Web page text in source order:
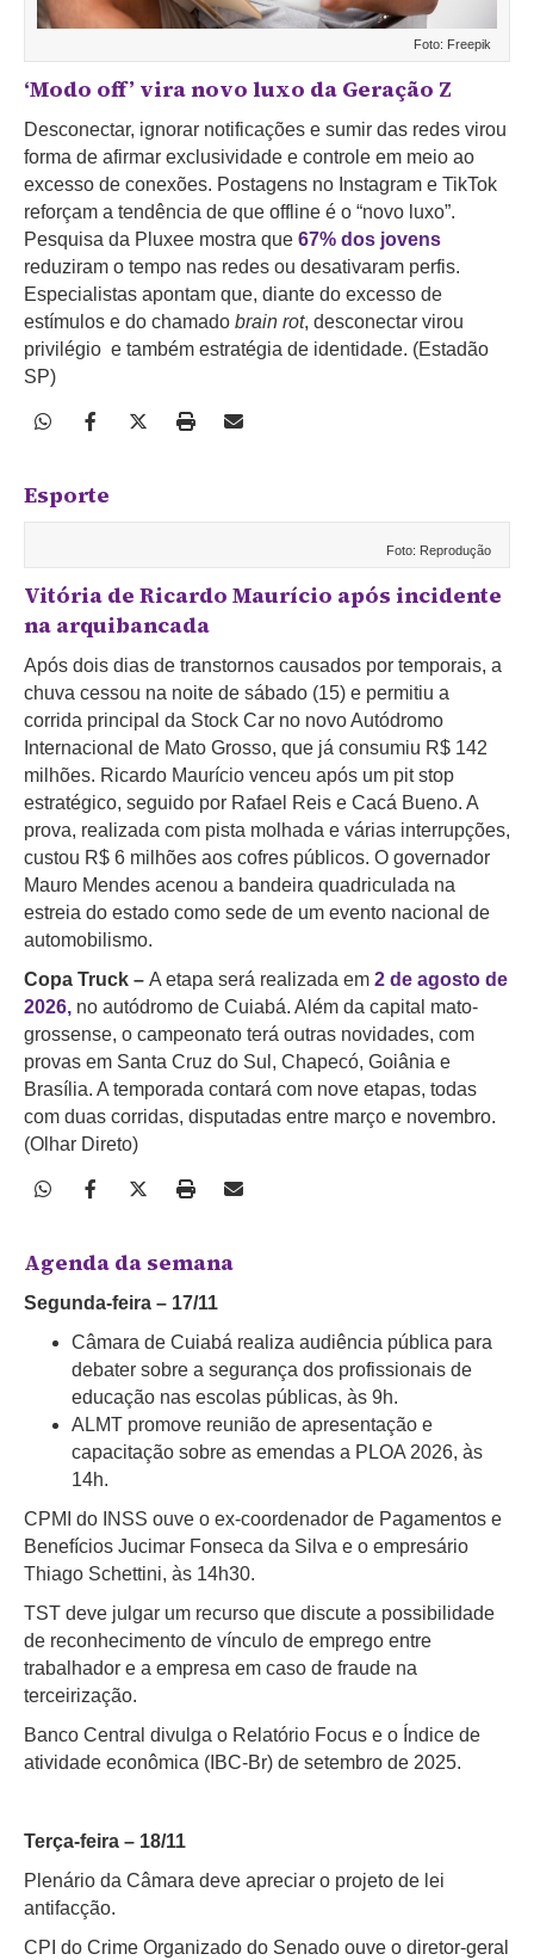
Foto: Freepik
‘Modo off’ vira novo luxo da Geração Z
Desconectar, ignorar notificações e sumir das redes virou
forma de afirmar exclusividade e controle em meio ao
excesso de conexões. Postagens no Instagram e TikTok
reforçam a tendência de que offline é o “novo luxo”.
Pesquisa da Pluxee mostra que 67% dos jovens
reduziram o tempo nas redes ou desativaram perfis.
Especialistas apontam que, diante do excesso de
estímulos e do chamado brain rot, desconectar virou
privilégio e também estratégia de identidade. (Estadão
SP)
Esporte
Foto: Reprodução
Vitória de Ricardo Maurício após incidente
na arquibancada
Após dois dias de transtornos causados por temporais, a
chuva cessou na noite de sábado (15) e permitiu a
corrida principal da Stock Car no novo Autódromo
Internacional de Mato Grosso, que já consumiu R$ 142
milhões. Ricardo Maurício venceu após um pit stop
estratégico, seguido por Rafael Reis e Cacá Bueno. A
prova, realizada com pista molhada e várias interrupções,
custou R$ 6 milhões aos cofres públicos. O governador
Mauro Mendes acenou a bandeira quadriculada na
estreia do estado como sede de um evento nacional de
automobilismo.
Copa Truck – A etapa será realizada em 2 de agosto de
2026, no autódromo de Cuiabá. Além da capital mato-
grossense, o campeonato terá outras novidades, com
provas em Santa Cruz do Sul, Chapecó, Goiânia e
Brasília. A temporada contará com nove etapas, todas
com duas corridas, disputadas entre março e novembro.
(Olhar Direto)
Agenda da semana
Segunda-feira – 17/11
Câmara de Cuiabá realiza audiência pública para
debater sobre a segurança dos profissionais de
educação nas escolas públicas, às 9h.
ALMT promove reunião de apresentação e
capacitação sobre as emendas a PLOA 2026, às
14h.
CPMI do INSS ouve o ex-coordenador de Pagamentos e
Benefícios Jucimar Fonseca da Silva e o empresário
Thiago Schettini, às 14h30.
TST deve julgar um recurso que discute a possibilidade
de reconhecimento de vínculo de emprego entre
trabalhador e a empresa em caso de fraude na
terceirização.
Banco Central divulga o Relatório Focus e o Índice de
atividade econômica (IBC-Br) de setembro de 2025.
Terça-feira – 18/11
Plenário da Câmara deve apreciar o projeto de lei
antifacção.
CPI do Crime Organizado do Senado ouve o diretor-geral